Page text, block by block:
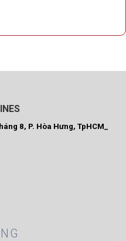
8, P. Hòa Hưng, TpHCM_